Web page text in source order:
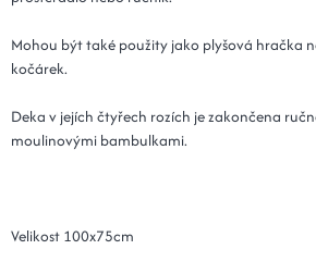
Mohou být také použity jako plyšová hračka
kočárek.
Deka v jejích čtyřech rozích je zakončena
moulinovými bambulkami.
Velikost 100x75cm